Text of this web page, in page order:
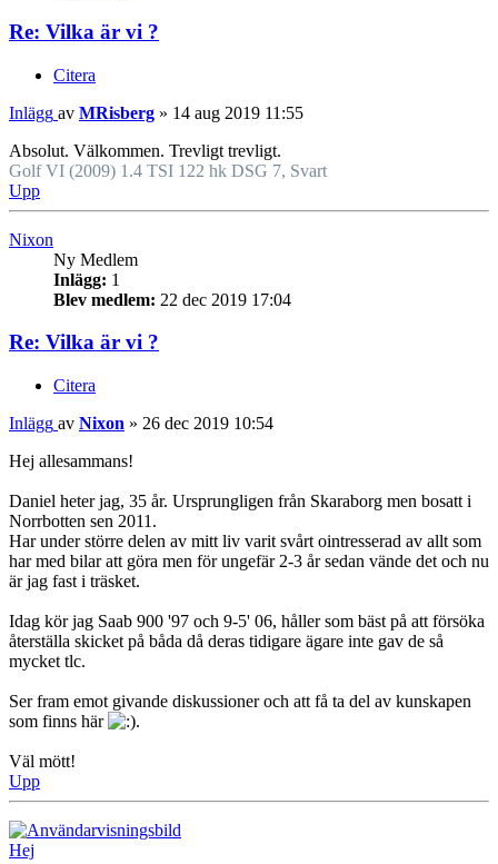
Re: Vilka är vi ?
Citera
Inlägg av MRisberg » 14 aug 2019 11:55
Absolut. Välkommen. Trevligt trevligt.
Golf VI (2009) 1.4 TSI 122 hk DSG 7, Svart
Upp
Nixon
Ny Medlem
Inlägg: 1
Blev medlem: 22 dec 2019 17:04
Re: Vilka är vi ?
Citera
Inlägg av Nixon » 26 dec 2019 10:54
Hej allesammans!
Daniel heter jag, 35 år. Ursprungligen från Skaraborg men bosatt i
Norrbotten sen 2011.
Har under större delen av mitt liv varit svårt ointresserad av allt som
har med bilar att göra men för ungefär 2-3 år sedan vände det och nu
är jag fast i träsket.
Idag kör jag Saab 900 '97 och 9-5' 06, håller som bäst på att försöka
återställa skicket på båda då deras tidigare ägare inte gav de så
mycket tlc.
Ser fram emot givande diskussioner och att få ta del av kunskapen
som finns här
.
Väl mött!
Upp
Hej